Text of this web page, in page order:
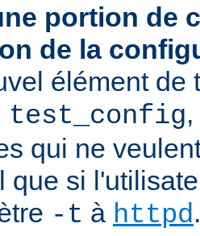
portion de
de la
élément de
test_config
qui ne
que si
-t à httpd.